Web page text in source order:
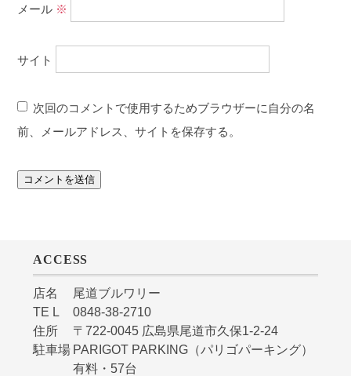
メール ※
サイト
次回のコメントで使用するためブラウザーに自分の名
前、メールアドレス、サイトを保存する。
ACCESS
店名
尾道ブルワリー
TE L
0848-38-2710
住所
〒722-0045 広島県尾道市久保1-2-24
駐車場 PARIGOT PARKING（パリゴパーキング）
有料・57台